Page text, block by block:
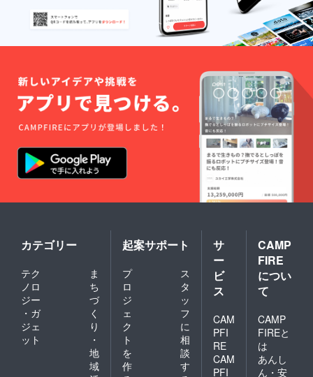
カテゴリー
テク
ノロ
ジー
・ガ
ジェ
ット
ま
ち
づ
く
り
・
地
域
起案サポート
プ
ロ
ジ
ェ
ク
ト
を
作
ス
タ
ッ
フ
に
相
談
す
サ
ー
ビ
ス
CAM
PFI
RE
CAM
PFI
CAMP
FIRE
につい
て
CAMP
FIREと
は
あんし
ん・安